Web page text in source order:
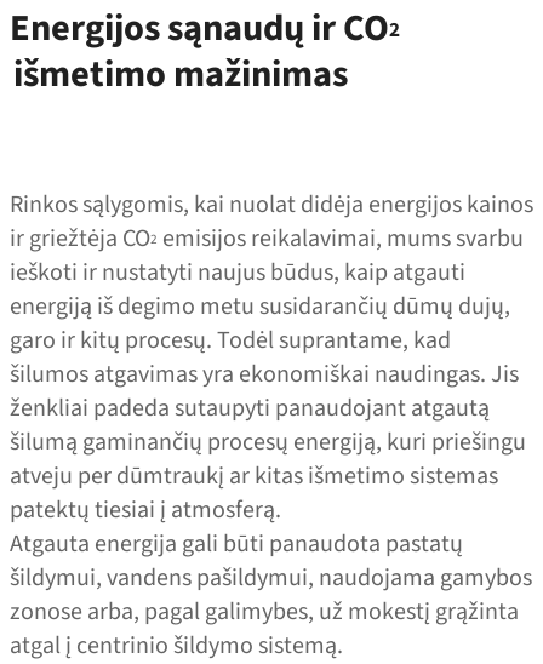
Energijos sąnaudų ir CO2
išmetimo mažinimas
Rinkos sąlygomis, kai nuolat didėja energijos kainos
ir griežtėja CO2 emisijos reikalavimai, mums svarbu
ieškoti ir nustatyti naujus būdus, kaip atgauti
energiją iš degimo metu susidarančių dūmų dujų,
garo ir kitų procesų. Todėl suprantame, kad
šilumos atgavimas yra ekonomiškai naudingas. Jis
ženkliai padeda sutaupyti panaudojant atgautą
šilumą gaminančių procesų energiją, kuri priešingu
atveju per dūmtraukį ar kitas išmetimo sistemas
patektų tiesiai į atmosferą.
Atgauta energija gali būti panaudota pastatų
šildymui, vandens pašildymui, naudojama gamybos
zonose arba, pagal galimybes, už mokestį grąžinta
atgal į centrinio šildymo sistemą.